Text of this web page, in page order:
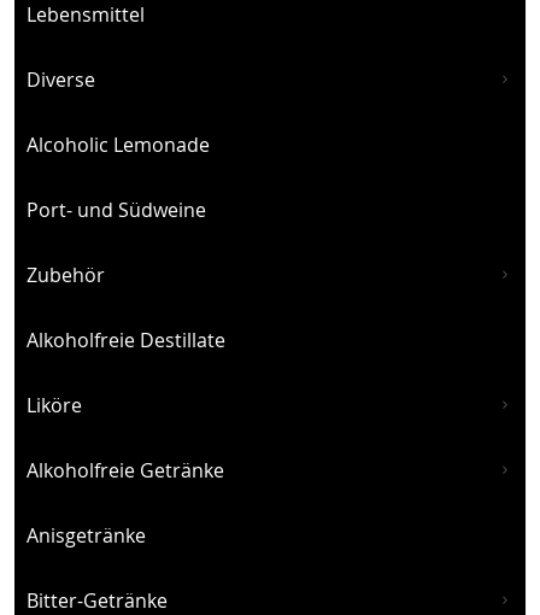
Lebensmittel
Diverse
Alcoholic Lemonade
Port- und Südweine
Zubehör
Alkoholfreie Destillate
Liköre
Alkoholfreie Getränke
Anisgetränke
Bitter-Getränke